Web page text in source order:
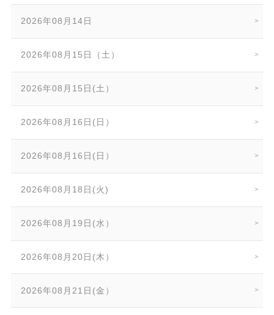
2026年08月14日
2026年08月15日（土）
2026年08月15日(土）
2026年08月16日(日）
2026年08月16日(日）
2026年08月18日(火)
2026年08月19日(水）
2026年08月20日(木）
2026年08月21日(金）